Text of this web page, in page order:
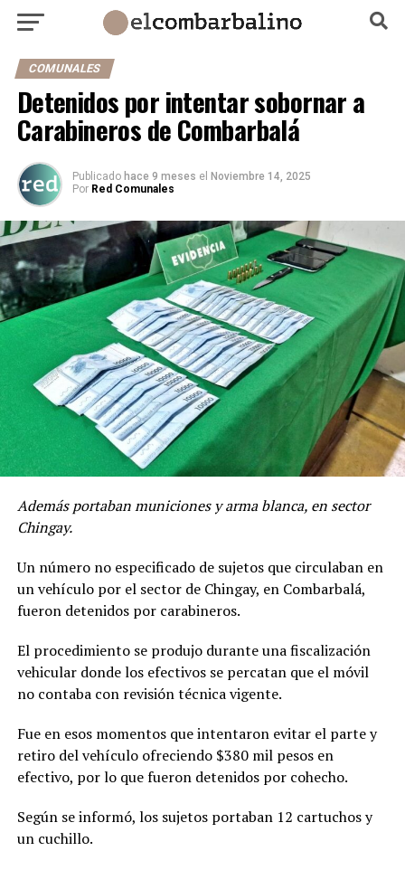
COMUNALES
Detenidos por intentar sobornar a
Carabineros de Combarbalá
Publicado hace 9 meses el Noviembre 14, 2025
Por Red Comunales
Además portaban municiones y arma blanca, en sector
Chingay.
Un número no especificado de sujetos que circulaban en
un vehículo por el sector de Chingay, en Combarbalá,
fueron detenidos por carabineros.
El procedimiento se produjo durante una fiscalización
vehicular donde los efectivos se percatan que el móvil
no contaba con revisión técnica vigente.
Fue en esos momentos que intentaron evitar el parte y
retiro del vehículo ofreciendo $380 mil pesos en
efectivo, por lo que fueron detenidos por cohecho.
Según se informó, los sujetos portaban 12 cartuchos y
un cuchillo.